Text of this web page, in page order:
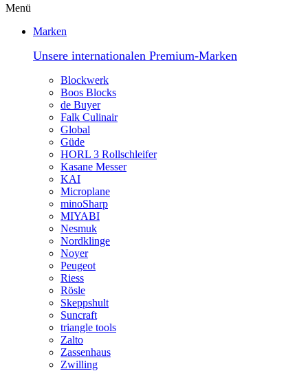
Menü
Marken
Unsere internationalen Premium-Marken
Blockwerk
Boos Blocks
de Buyer
Falk Culinair
Global
Güde
HORL 3 Rollschleifer
Kasane Messer
KAI
Microplane
minoSharp
MIYABI
Nesmuk
Nordklinge
Noyer
Peugeot
Riess
Rösle
Skeppshult
Suncraft
triangle tools
Zalto
Zassenhaus
Zwilling